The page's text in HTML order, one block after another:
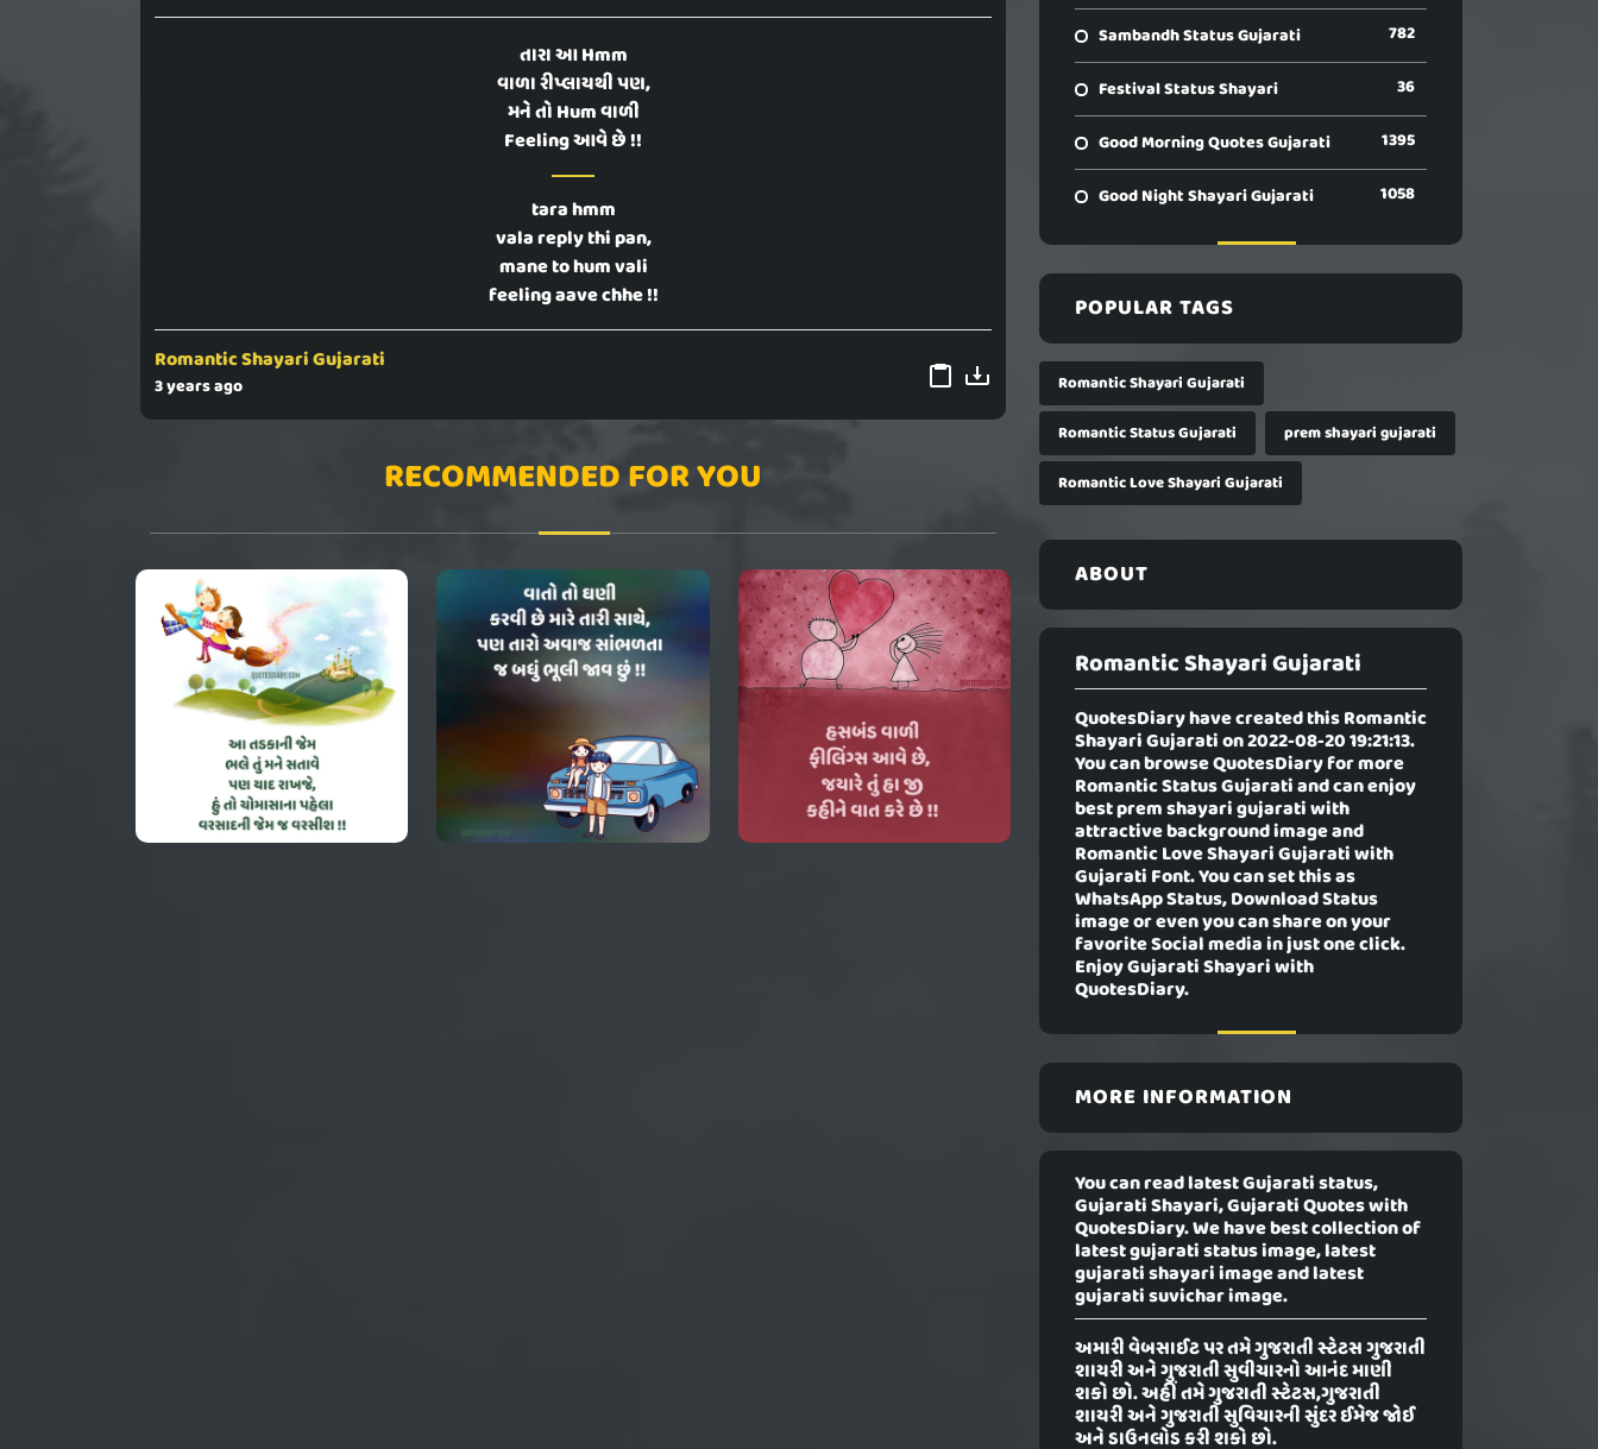
તારા આ Hmm
વાળા રીપ્લાયથી પણ,
મને તો Hum વાળી
Feeling આવે છે !!
tara hmm
vala reply thi pan,
mane to hum vali
feeling aave chhe !!
Romantic Shayari Gujarati
3 years ago
RECOMMENDED FOR YOU
Sambandh Status Gujarati 782
Festival Status Shayari 36
Good Morning Quotes Gujarati 1395
Good Night Shayari Gujarati 1058
POPULAR TAGS
Romantic Shayari Gujarati
Romantic Status Gujarati
prem shayari gujarati
Romantic Love Shayari Gujarati
ABOUT
Romantic Shayari Gujarati
QuotesDiary have created thisRomantic
Shayari Gujaration 2022-08-20 19:21:13.
You can browse QuotesDiary for more
Romantic Status Gujarati and can enjoy
best prem shayari gujarati with
attractive background image and
Romantic Love Shayari Gujarati with
Gujarati Font. You can set this as
WhatsApp Status, Download Status
image or even you can share on your
favorite Social media in just one click.
Enjoy Gujarati Shayari with
QuotesDiary.
MORE INFORMATION
You can read latest Gujarati status,
Gujarati Shayari, Gujarati Quotes with
QuotesDiary. We have best collection of
latest gujarati status image, latest
gujarati shayari image and latest
gujarati suvichar image.
અમારી વેબસાઈટ પર તમે ગુજરાતી સ્ટેટસ ગુજરાતી
શાયરી અને ગુજરાતી સુવીચારનો આનંદ માણી
શકો છો. અહીં તમે ગુજરાતી સ્ટેટસ,ગુજરાતી
શાયરી અને ગુજરાતી સુવિચારની સુંદર ઈમેજ જોઈ
અને ડાઉનલોડ કરી શકો છો.